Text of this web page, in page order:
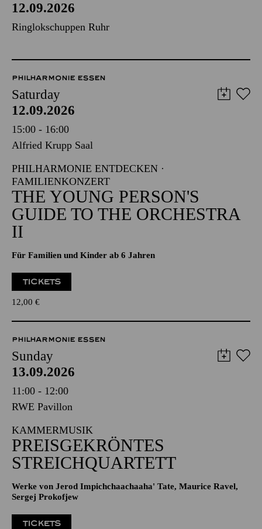
12.09.2026
Ringlokschuppen Ruhr
PHILHARMONIE ESSEN
Saturday
12.09.2026
15:00 - 16:00
Alfried Krupp Saal
PHILHARMONIE ENTDECKEN ·
FAMILIENKONZERT
THE YOUNG PERSON'S
GUIDE TO THE ORCHESTRA
II
Für Familien und Kinder ab 6 Jahren
TICKETS
12,00 €
PHILHARMONIE ESSEN
Sunday
13.09.2026
11:00 - 12:00
RWE Pavillon
KAMMERMUSIK
PREISGEKRÖNTES
STREICHQUARTETT
Werke von Jerod Impichchaachaaha' Tate, Maurice Ravel,
Sergej Prokofjew
TICKETS